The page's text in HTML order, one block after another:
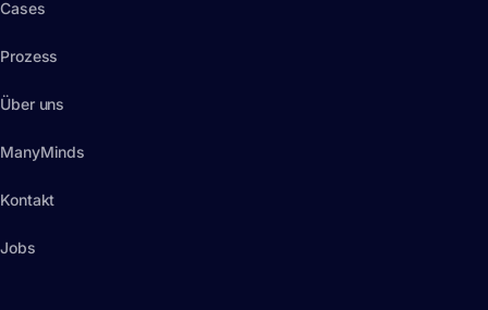
Cases
Prozess
Über uns
ManyMinds
Kontakt
Jobs